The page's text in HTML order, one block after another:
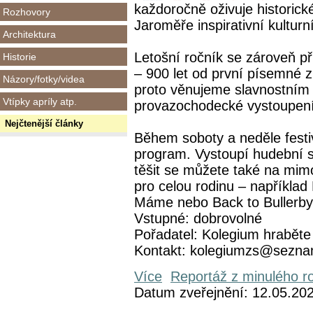
Rozhovory
Architektura
Historie
Názory/fotky/videa
Vtípky apríly atp.
Nejčtenější články
každoročně oživuje
Jaroměře inspirativní
Letošní ročník se zároveň
– 900 let od první písemné
proto věnujeme
provazochodecké
Během soboty a neděle
program. Vystoupí hudební
těšit se můžete také na
pro celou rodinu –
Máme nebo Back to
Vstupné: dobrovolné
Pořadatel: Kolegium
Kontakt:
Více Reportáž z minulého
Datum zveřejnění: